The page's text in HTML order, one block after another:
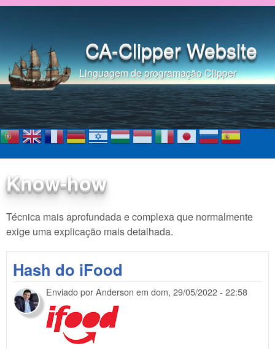
Pular para o conteúdo
CA-Clipper Website
Linguagem de programação Clipper
Know-how
Técnica mais aprofundada e complexa que normalmente
exige uma explicação mais detalhada.
Hash do iFood
Enviado porAnderson em dom, 29/05/2022 - 22:58